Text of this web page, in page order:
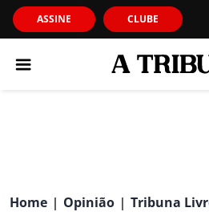
ASSINE CLUBE
Home | Opinião | Tribuna